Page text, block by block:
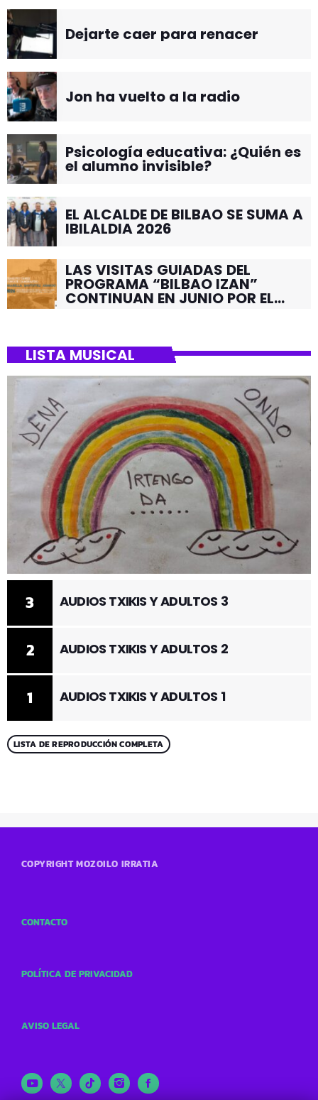
Dejarte caer para renacer
Jon ha vuelto a la radio
Psicología educativa: ¿Quién es
el alumno invisible?
EL ALCALDE DE BILBAO SE SUMA A
IBILALDIA 2026
LAS VISITAS GUIADAS DEL
PROGRAMA “BILBAO IZAN”
CONTINUAN EN JUNIO POR EL
LISTA MUSICAL
1 AUDIOS TXIKIS Y ADULTOS 1
2 AUDIOS TXIKIS Y ADULTOS 2
3 AUDIOS TXIKIS Y ADULTOS 3
LISTA DE REPRODUCCIÓN COMPLETA
COPYRIGHT MOZOILO IRRATIA
CONTACTO
POLÍTICA DE PRIVACIDAD
AVISO LEGAL